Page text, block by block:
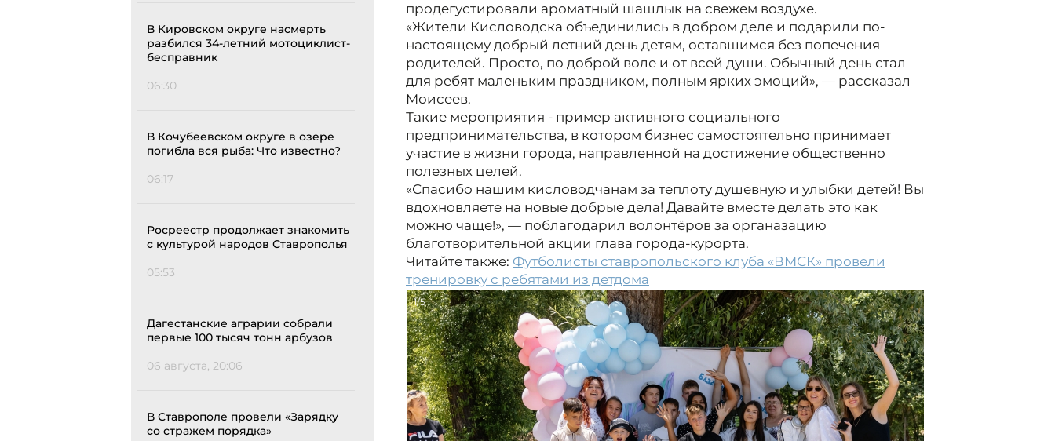
В Кировском округе насмерть
разбился 34-летний мотоциклист-
бесправник
06:30
В Кочубеевском округе в озере
погибла вся рыба: Что известно?
06:17
Росреестр продолжает знакомить
с культурой народов Ставрополья
05:53
Дагестанские аграрии собрали
первые 100 тысяч тонн арбузов
06 августа, 20:06
В Ставрополе провели «Зарядку
со стражем порядка»
продегустировали ароматный шашлык на свежем воздухе.
«Жители Кисловодска объединились в добром деле и подарили по-
настоящему добрый летний день детям, оставшимся без попечения
родителей. Просто, по доброй воле и от всей души. Обычный день стал
для ребят маленьким праздником, полным ярких эмоций», — рассказал
Моисеев.
Такие мероприятия - пример активного социального
предпринимательства, в котором бизнес самостоятельно принимает
участие в жизни города, направленной на достижение общественно
полезных целей.
«Спасибо нашим кисловодчанам за теплоту душевную и улыбки детей! Вы
вдохновляете на новые добрые дела! Давайте вместе делать это как
можно чаще!», — поблагодарил волонтёров за органазацию
благотворительной акции глава города-курорта.
Читайте также: Футболисты ставропольского клуба «ВМСК» провели
тренировку с ребятами из детдома
1/5